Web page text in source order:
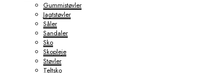
Gummistøvler
Jagtstøvler
Såler
Sandaler
Sko
Skopleje
Støvler
Teltsko